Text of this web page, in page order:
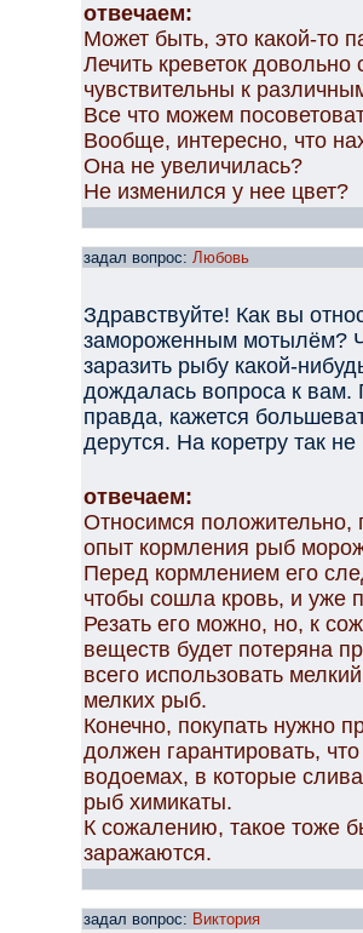
отвечаем:
Может быть, это какой-то
Лечить креветок
чувствительны к
Все что можем
Вообще, интересно, что
Она не увеличилась?
Не изменился у нее цвет?
задал вопрос: Любовь
Здравствуйте! Как вы
замороженным мотылём?
заразить рыбу какой-
дождалась вопроса к вам.
правда, кажется
дерутся. На коретру так
отвечаем:
Относимся положительно,
опыт кормления рыб
Перед кормлением его
чтобы сошла кровь, и уже
Резать его можно, но, к
веществ будет потеряна
всего использовать
мелких рыб.
Конечно, покупать нужно
должен гарантировать,
водоемах, в которые
рыб химикаты.
К сожалению, такое тоже
заражаются.
задал вопрос: Виктория